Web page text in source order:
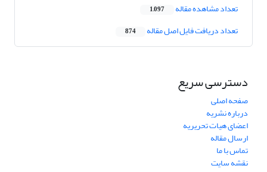
تعداد مشاهده مقاله 1,097
تعداد دریافت فایل اصل مقاله 874
دسترسی سریع
صفحه اصلی
درباره نشریه
اعضای هیات تحریریه
ارسال مقاله
تماس با ما
نقشه سایت